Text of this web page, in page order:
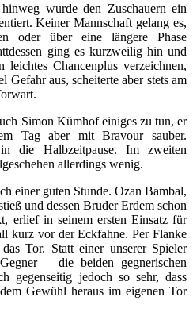
wurde den Zuschauern ein
Keiner Mannschaft gelang es,
oder über eine längere Phase
ging es kurzweilig hin und
Chancenplus verzeichnen,
Gefahr aus, scheiterte aber stets am
Simon Kümhof einiges zu tun, er
Tag aber mit Bravour sauber.
die Halbzeitpause. Im zweiten
allerdings wenig.
einer guten Stunde. Ozan Bambal,
und dessen Bruder Erdem schon
erlief in seinem ersten Einsatz für
kurz vor der Eckfahne. Per Flanke
Tor. Statt einer unserer Spieler
– die beiden gegnerischen
gegenseitig jedoch so sehr, dass
Gewühl heraus im eigenen Tor